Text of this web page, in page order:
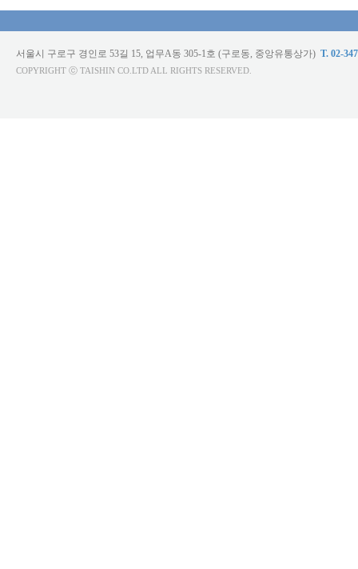
서울시 구로구 경인로 53길 15, 업무A동 305-1호 (구로동, 중앙유통상가) T. 02-
COPYRIGHT ⓒ TAISHIN CO.LTD ALL RIGHTS RESERVED.